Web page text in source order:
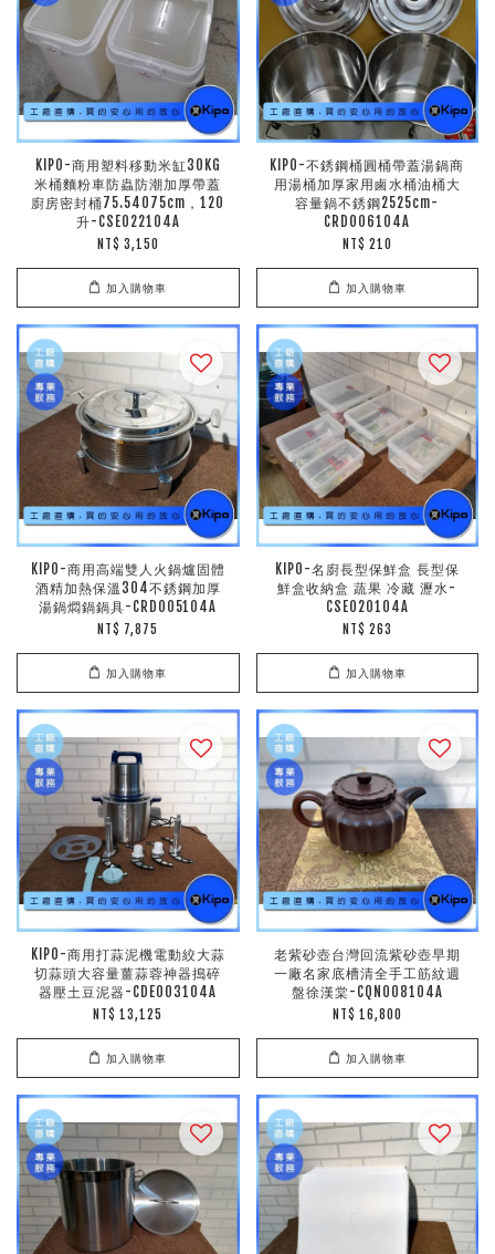
KIPO-商用塑料移動米缸30KG
米桶麵粉車防蟲防潮加厚帶蓋
廚房密封桶75.54075cm，120
升-CSE022104A
NT$ 3,150
加入購物車
KIPO-不銹鋼桶圓桶帶蓋湯鍋商
用湯桶加厚家用鹵水桶油桶大
容量鍋不銹鋼2525cm-
CRD006104A
NT$ 210
加入購物車
KIPO-商用高端雙人火鍋爐固體
酒精加熱保溫304不銹鋼加厚
湯鍋燜鍋鍋具-CRD005104A
NT$ 7,875
加入購物車
KIPO-名廚長型保鮮盒 長型保
鮮盒收納盒 蔬果 冷藏 瀝水-
CSE020104A
NT$ 263
加入購物車
KIPO-商用打蒜泥機電動絞大蒜
切蒜頭大容量薑蒜蓉神器搗碎
器壓土豆泥器-CDE003104A
NT$ 13,125
加入購物車
老紫砂壺台灣回流紫砂壺早期
一廠名家底槽清全手工筋紋週
盤徐漢棠-CQN008104A
NT$ 16,800
加入購物車